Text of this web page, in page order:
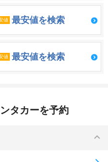
値 最安値を検索
値 最安値を検索
タカーを予約